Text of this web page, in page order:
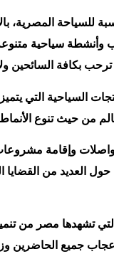
للسياحة المصرية،
وأنشطة سياحية
السياحية التي
وإقامة
العديد من القضايا
تشهدها مصر من